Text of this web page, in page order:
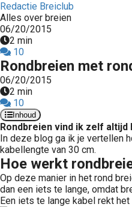
Redactie Breiclub
Alles over breien
06/20/2015
2 min
10
Rondbreien met
06/20/2015
2 min
10
Inhoud
Rondbreien vind ik zelf altijd
In deze blog ga ik je vertellen
kabellengte van 30 cm.
Hoe werkt
Op deze manier in het rond
dan een iets te lange, omdat
Een iets te lange kabel rekt